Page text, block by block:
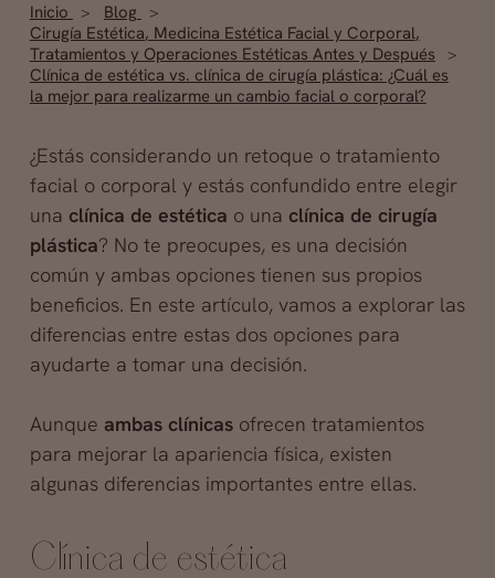
Inicio
Blog
Cirugía Estética, Medicina Estética Facial y Corporal,
Tratamientos y Operaciones Estéticas Antes y Después
Clínica de estética vs. clínica de cirugía plástica: ¿Cuál es
la mejor para realizarme un cambio facial o corporal?
¿Estás considerando un retoque o tratamiento
facial o corporal y estás confundido entre elegir
una clínica de estética o una clínica de cirugía
plástica? No te preocupes, es una decisión
común y ambas opciones tienen sus propios
beneficios. En este artículo, vamos a explorar las
diferencias entre estas dos opciones para
ayudarte a tomar una decisión.
Aunque ambas clínicasofrecen tratamientos
para mejorar la apariencia física, existen
algunas diferencias importantes entre ellas.
Clínica de estética